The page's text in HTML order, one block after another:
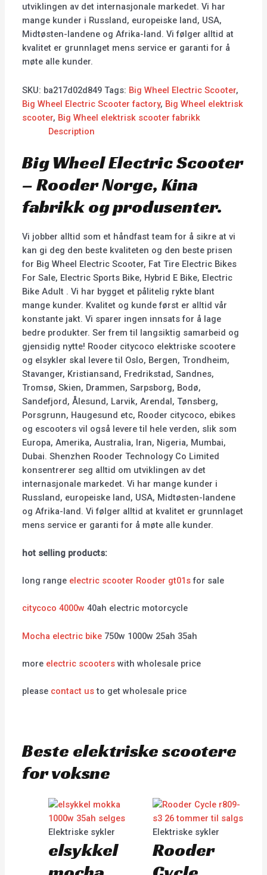
utviklingen av det internasjonale markedet. Vi har
mange kunder i Russland, europeiske land, USA,
Midtøsten-landene og Afrika-land. Vi følger alltid at
kvalitet er grunnlaget mens service er garanti for å
møte alle kunder.
SKU: ba217d02d849 Tags: Big Wheel Electric Scooter,
Big Wheel Electric Scooter factory, Big Wheel elektrisk
scooter, Big Wheel elektrisk scooter fabrikk
Description
Big Wheel Electric Scooter
– Rooder Norge, Kina
fabrikk og produsenter.
Vi jobber alltid som et håndfast team for å sikre at vi
kan gi deg den beste kvaliteten og den beste prisen
for Big Wheel Electric Scooter, Fat Tire Electric Bikes
For Sale, Electric Sports Bike, Hybrid E Bike, Electric
Bike Adult . Vi har bygget et pålitelig rykte blant
mange kunder. Kvalitet og kunde først er alltid vår
konstante jakt. Vi sparer ingen innsats for å lage
bedre produkter. Ser frem til langsiktig samarbeid og
gjensidig nytte! Rooder citycoco elektriske scootere
og elsykler skal levere til Oslo, Bergen, Trondheim,
Stavanger, Kristiansand, Fredrikstad, Sandnes,
Tromsø, Skien, Drammen, Sarpsborg, Bodø,
Sandefjord, Ålesund, Larvik, Arendal, Tønsberg,
Porsgrunn, Haugesund etc, Rooder citycoco, ebikes
og escooters vil også levere til hele verden, slik som
Europa, Amerika, Australia, Iran, Nigeria, Mumbai,
Dubai. Shenzhen Rooder Technology Co Limited
konsentrerer seg alltid om utviklingen av det
internasjonale markedet. Vi har mange kunder i
Russland, europeiske land, USA, Midtøsten-landene
og Afrika-land. Vi følger alltid at kvalitet er grunnlaget
mens service er garanti for å møte alle kunder.
hot selling products:
long range electric scooter Rooder gt01sfor sale
citycoco 4000w 40ah electric motorcycle
Mocha electric bike 750w 1000w 25ah 35ah
more electric scooters with wholesale price
please contact usto get wholesale price
Beste elektriske scootere
for voksne
Elektriske sykler
elsykkel
Elektriske sykler
Rooder